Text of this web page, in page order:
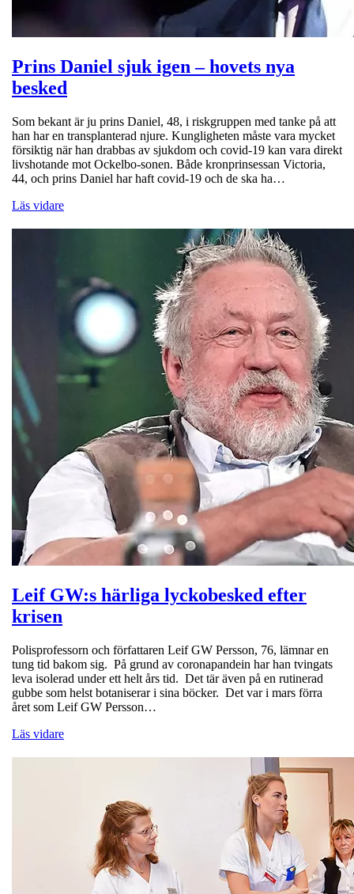
Prins Daniel sjuk igen – hovets nya
besked
Som bekant är ju prins Daniel, 48, i riskgruppen med tanke på att
han har en transplanterad njure. Kungligheten måste vara mycket
försiktig när han drabbas av sjukdom och covid-19 kan vara direkt
livshotande mot Ockelbo-sonen. Både kronprinsessan Victoria,
44, och prins Daniel har haft covid-19 och de ska ha…
Läs vidare
Leif GW:s härliga lyckobesked efter
krisen
Polisprofessorn och författaren Leif GW Persson, 76, lämnar en
tung tid bakom sig. På grund av coronapandein har han tvingats
leva isolerad under ett helt års tid. Det tär även på en rutinerad
gubbe som helst botaniserar i sina böcker. Det var i mars förra
året som Leif GW Persson…
Läs vidare